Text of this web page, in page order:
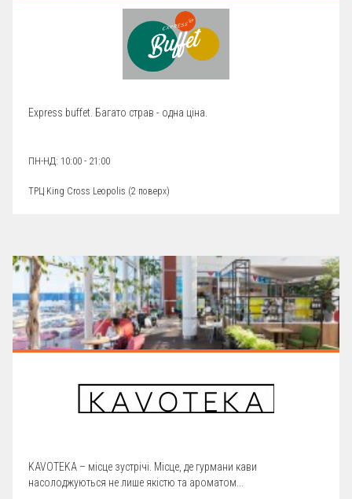
Express buffet. Багато страв - одна ціна.
ПН-НД: 10:00 - 21:00
ТРЦ King Cross Leopolis (2 поверх)
KAVOTEKA – місце зустрічі. Місце, де гурмани кави
насолоджуються не лише якістю та ароматом...